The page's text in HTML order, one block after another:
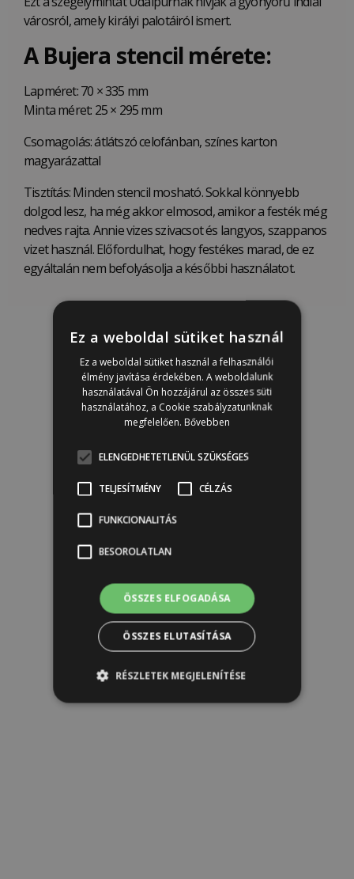
városról, amely királyi palotáiról ismert.
A Bujera stencil mérete:
Lapméret: 70 × 335 mm
Minta méret: 25 × 295 mm
Csomagolás: átlátszó celofánban, színes karton
magyarázattal
Tisztítás: Minden stencil mosható. Sokkal könnyebb
dolgod lesz, ha még akkor elmosod, amikor a festék még
nedves rajta. Annie vizes szivacsot és langyos, szappanos
vizet használ. Előfordulhat, hogy festékes marad, de ez
egyáltalán nem befolyásolja a későbbi használatot.
Ez a weboldal sütiket használ
Ez a weboldal sütiket használ a felhasználói
élmény javítása érdekében. A weboldalunk
használatával Ön hozzájárul az összes süti
használatához, a Cookie szabályzatunknak
megfelelően. Bővebben
ELENGEDHETETLENÜL SZÜKSÉGES
TELJESÍTMÉNY CÉLZÁS
FUNKCIONALITÁS
BESOROLATLAN
ÖSSZES ELFOGADÁSA
ÖSSZES ELUTASÍTÁSA
RÉSZLETEK MEGJELENÍTÉSE